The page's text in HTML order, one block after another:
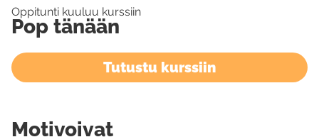
Oppitunti kuuluu kurssiin
Pop tänään
Tutustu kurssiin
Motivoivat